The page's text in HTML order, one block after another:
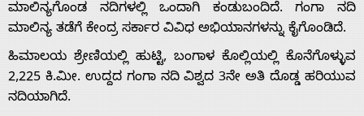
About
Us
ಮಾಲಿನ್ಯಗೊಂಡ ನದಿಗಳಲ್ಲಿ ಒಂದಾಗಿ ಕಂಡುಬಂದಿದೆ. ಗಂಗಾ ನದಿ
ಮಾಲಿನ್ಯ ತಡೆಗೆ ಕೇಂದ್ರ ಸರ್ಕಾರ ವಿವಿಧ ಅಭಿಯಾನಗಳನ್ನು ಕೈಗೊಂಡಿದೆ.
ಹಿಮಾಲಯ ಶ್ರೇಣಿಯಲ್ಲಿ ಹುಟ್ಟಿ, ಬಂಗಾಳ ಕೊಲ್ಲಿಯಲ್ಲಿ ಕೊನೆಗೊಳ್ಳುವ
2,225 ಕಿ.ಮೀ. ಉದ್ದದ ಗಂಗಾ ನದಿ ವಿಶ್ವದ 3ನೇ ಅತಿ ದೊಡ್ಡ ಹರಿಯುವ
ನದಿಯಾಗಿದೆ.